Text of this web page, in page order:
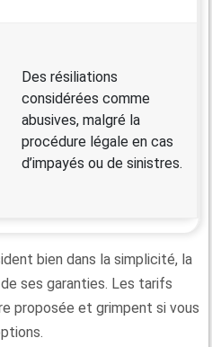
Des résiliations
considérées comme
abusives, malgré la
procédure légale en cas
d’impayés ou de sinistres.
bien dans la simplicité, la
ses garanties. Les tarifs
proposée et grimpent si vous